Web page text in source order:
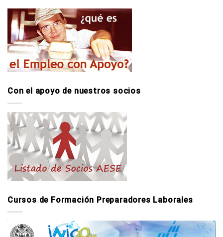
Con el apoyo de nuestros socios
Cursos de Formación Preparadores Laborales